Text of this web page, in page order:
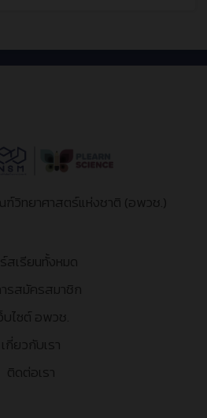
วิทยาศาสตร์แห่งชาติ (อพวช.)
สเรียนทั้งหมด
รสมัครสมาชิก
บไซต์ อพวช.
เกี่ยวกับเรา
ติดต่อเรา